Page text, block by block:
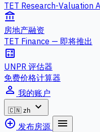
TET Research-Valuation
account_balance
房地产融资
TET Finance — 即将推出
calculate
UNPR 评估器
免费价格计算器
person_outline 我的账户
🇨🇳 zh
expand_more
add_circle_outline 发布房源 menu